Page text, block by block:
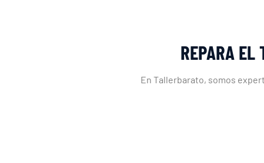
REPARA EL
En Tallerbarato, somos